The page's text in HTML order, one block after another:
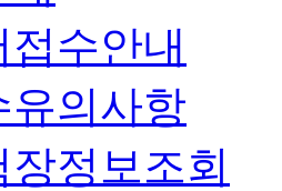
접수안내
유의사항
장정보조회